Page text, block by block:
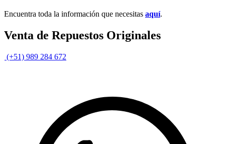
Encuentra toda la información que necesitas aquí.
Venta de Repuestos Originales
(+51) 989 284 672